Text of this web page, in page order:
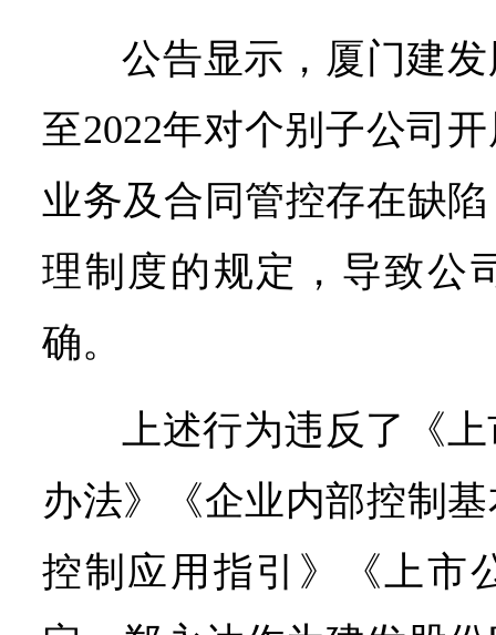
公告显示，厦门建
至2022年对个别子公司
业务及合同管控存在缺
理制度的规定，导致公
确。
上述行为违反了《
办法》《企业内部控制
控制应用指引》《上市